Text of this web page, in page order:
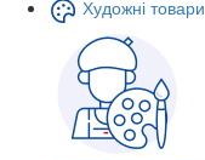
Художні товари